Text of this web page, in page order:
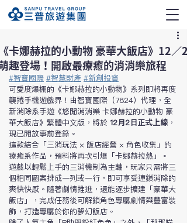
卡娜赫拉的小動物 豪華大飯店》12／2
趣登場！開啟最療癒的消消樂旅程
#智寶國際 #智慧財產 #新創投資
可愛度爆棚的《卡娜赫拉的小動物》系列即將再度
襲捲手機遊戲界！由智寶國際（7824）代理，全
新消除系手遊《悠閒消消樂 卡娜赫拉的小動物 豪
華大飯店》繁體中文版，將於 12月2日正式上線，
現已開放事前登錄。
這款結合「三消玩法 × 飯店經營 × 角色收集」的
療癒系作品，預料將再次引爆「卡娜赫拉熱」。
遊戲以輕鬆上手的三消機制為主軸，玩家只需將三
個相同圖案排成一列或一行，即可享受連鎖消除的
爽快快感。隨著劇情推進，還能逐步擴建「豪華大
飯店」，完成任務後可解鎖角色專屬劇情與豐富裝
飾，打造專屬於你的夢幻飯店。